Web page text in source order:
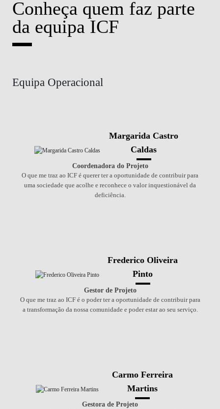
Conheça quem faz parte
da equipa ICF
Equipa Operacional
Margarida Castro
Caldas
Coordenadora do Projeto
O que me traz ao ICF é querer ter a oportunidade de contribuir para
uma sociedade que acolhe e reconhece o valor inquestionável da
deficiência.
Frederico Oliveira
Pinto
Gestor de Projeto
O que me traz ao ICF é o poder ter a oportunidade de contribuir para
a transformação da nossa comunidade e poder estar ao seu serviço.
Carmo Ferreira
Martins
Gestora de Projeto